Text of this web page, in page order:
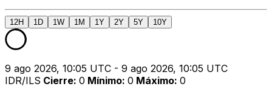
12H 1D 1W 1M 1Y 2Y 5Y 10Y
9 ago 2026, 10:05 UTC - 9 ago 2026, 10:05 UTC
IDR/ILS Cierre: 0 Mínimo: 0 Máximo: 0